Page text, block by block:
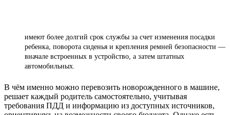
имеют более долгий срок службы за счет изменения посадки
ребенка, поворота сиденья и крепления ремней безопасности —
вначале встроенных в устройство, а затем штатных
автомобильных.
В чём именно можно перевозить новорожденного в машине,
решает каждый родитель самостоятельно, учитывая
требования ПДД и информацию из доступных источников,